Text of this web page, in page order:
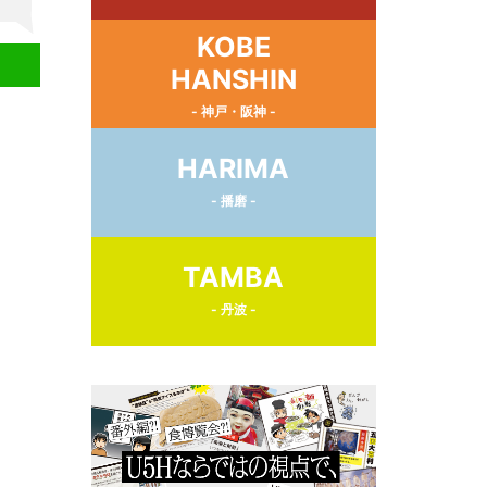
KOBE
HANSHIN
- 神戸・阪神 -
HARIMA
- 播磨 -
TAMBA
- 丹波 -